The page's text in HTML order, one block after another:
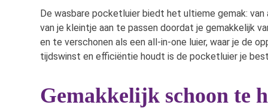
De wasbare pocketluier biedt het ultieme gemak:
van je kleintje aan te passen doordat je gemakkelijk
en te verschonen als een all-in-one luier, waar je de
tijdswinst en efficiëntie houdt is de pocketluier je
Gemakkelijk schoon te